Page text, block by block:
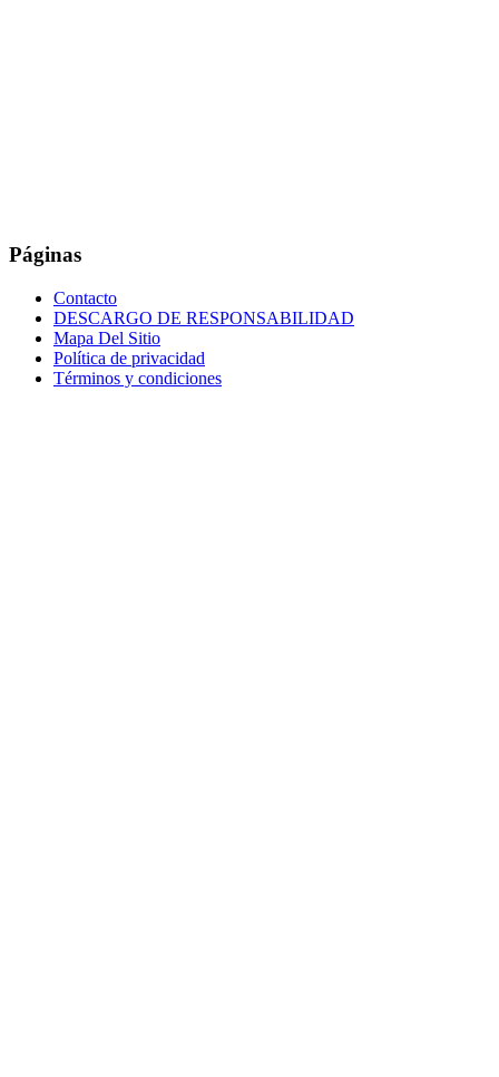
Páginas
Contacto
DESCARGO DE RESPONSABILIDAD
Mapa Del Sitio
Política de privacidad
Términos y condiciones